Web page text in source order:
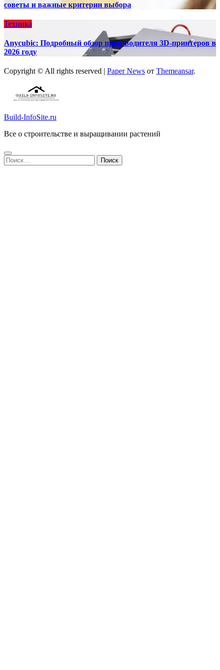
советы и важные критерии выбора
Техника
Anycubic: Подробный обзор производителя 3D-принтеров в
2026 году
Copyright © All rights reserved Paper News от Themeansar.
Build-InfoSite.ru
Все о строительстве и выращивании растений
Найти: